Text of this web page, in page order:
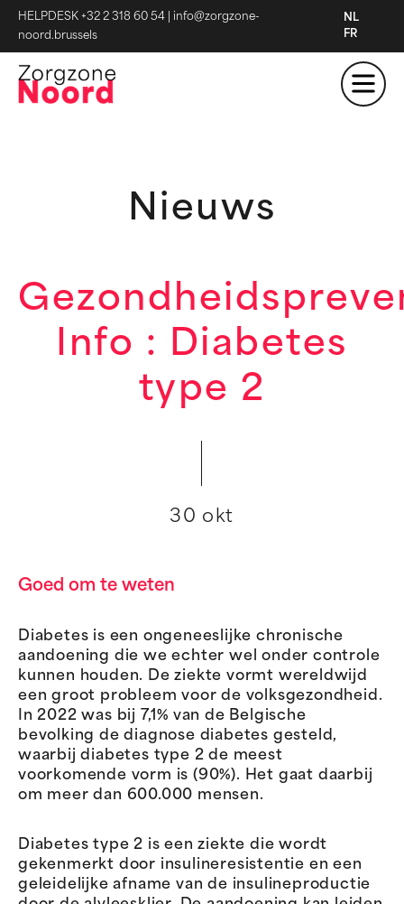
HELPDESK +32 2 318 60 54
info@zorgzone-
noord.brussels
NL
FR
Nieuws
Info : Diabetes
type 2
30 okt
Goed om te weten
Diabetes is een ongeneeslijke chronische
aandoening die we echter wel onder controle
kunnen houden. De ziekte vormt wereldwijd
een groot probleem voor de volksgezondheid.
In 2022 was bij 7,1% van de Belgische
bevolking de diagnose diabetes gesteld,
waarbij diabetes type 2 de meest
voorkomende vorm is (90%). Het gaat daarbij
om meer dan 600.000 mensen.
Diabetes type 2 is een ziekte die wordt
gekenmerkt door insulineresistentie en een
geleidelijke afname van de insulineproductie